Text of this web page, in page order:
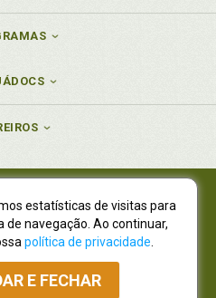
77.535.508/0001-19
CNPJ 01.701.561/0001-80
7665, São Lourenço |
- CEP 82210-310
Vendas Atacado: (41) 4009-3939
estatísticas de visitas para
de navegação. Ao continuar,
política de privacidade
E FECHAR